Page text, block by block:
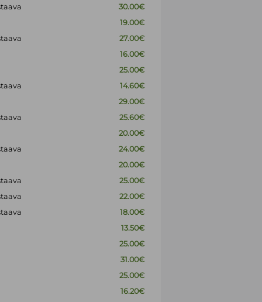
30.00€
19.00€
27.00€
16.00€
25.00€
14.60€
29.00€
25.60€
20.00€
24.00€
20.00€
25.00€
22.00€
18.00€
13.50€
25.00€
31.00€
25.00€
16.20€